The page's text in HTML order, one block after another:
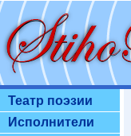
Театр поэзии
Исполнители